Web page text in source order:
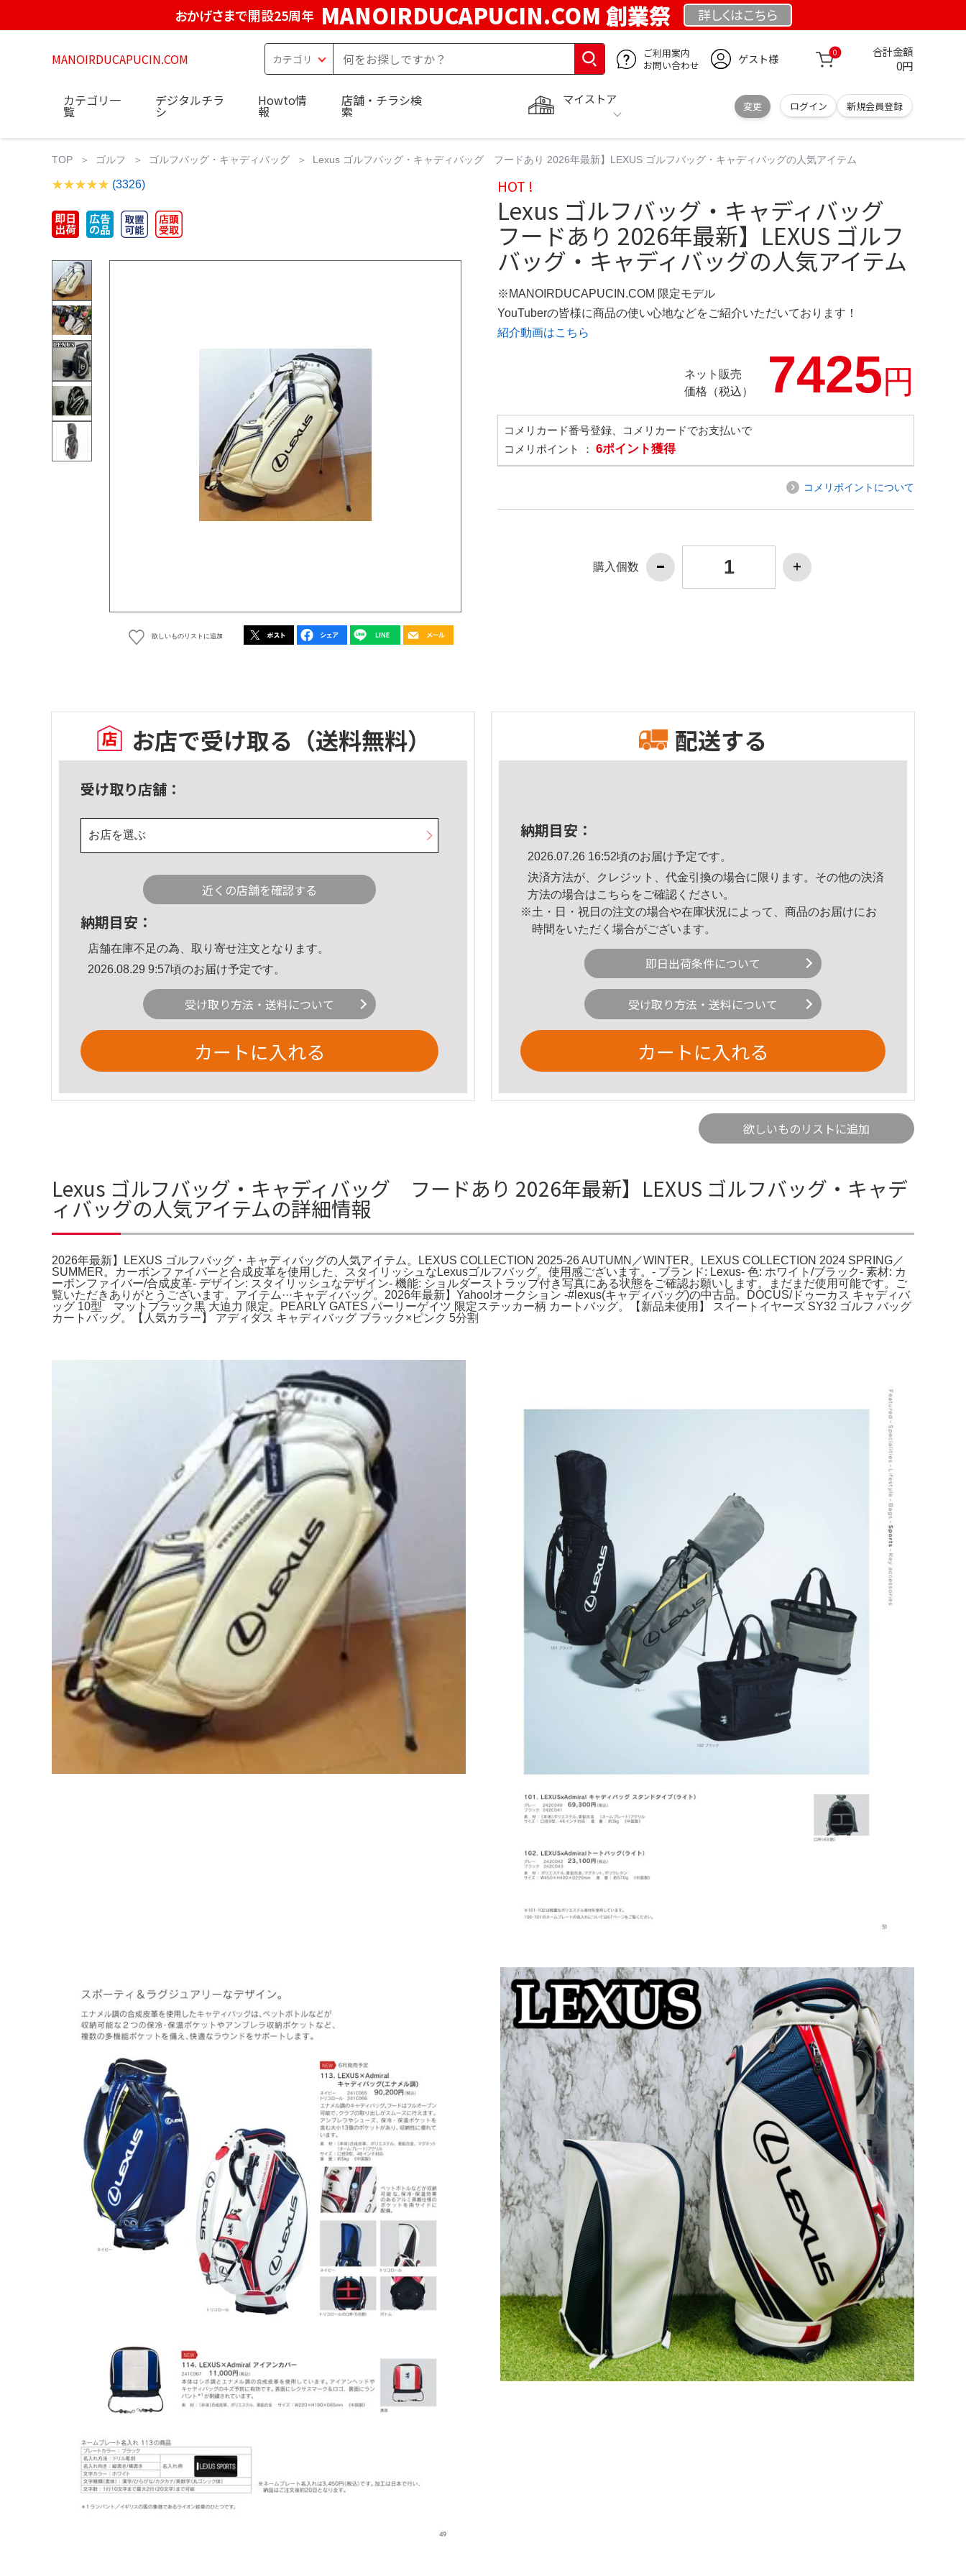
おかげさまで開設25周年 MANOIRDUCAPUCIN.COM 創業祭 詳しくはこちら
MANOIRDUCAPUCIN.COM
ご利用案内
お問い合わせ
ゲスト様 0 合計金額
0円
マイストア
変更 ログイン 新規会員登録
カテゴリ一
覧
デジタルチラ
シ
Howto情
報
店舗・チラシ検
索
TOP ゴルフ ゴルフバッグ・キャディバッグ Lexus ゴルフバッグ・キャディバッグ フードあり 2026年最新】LEXUS ゴルフバッグ・キャディバッグの人気アイテム
(3326)
欲しいものリストに追加
HOT !
Lexus ゴルフバッグ・キャディバッグ
フードあり 2026年最新】LEXUS ゴルフ
バッグ・キャディバッグの人気アイテム
※MANOIRDUCAPUCIN.COM 限定モデル
YouTuberの皆様に商品の使い心地などをご紹介いただいております！
紹介動画はこちら
ネット販売
価格（税込）
7425円
コメリカード番号登録、コメリカードでお支払いで
コメリポイント ： 6ポイント獲得
コメリポイントについて
購入個数
お店で受け取る （送料無料）
受け取り店舗：
お店を選ぶ
近くの店舗を確認する
納期目安：
店舗在庫不足の為、取り寄せ注文となります。
2026.08.29 9:57頃のお届け予定です。
受け取り方法・送料について
カートに入れる
配送する
納期目安：
2026.07.26 16:52頃のお届け予定です。
決済方法が、クレジット、代金引換の場合に限ります。その他の決済
方法の場合はこちら をご確認ください。
※土・日・祝日の注文の場合や在庫状況によって、商品のお届けにお
時間をいただく場合がございます。
即日出荷条件について
受け取り方法・送料について
カートに入れる
欲しいものリストに追加
Lexus ゴルフバッグ・キャディバッグ フードあり 2026年最新】LEXUS ゴルフバッグ・キャデ
ィバッグの人気アイテムの詳細情報
2026年最新】LEXUS ゴルフバッグ・キャディバッグの人気アイテム。LEXUS COLLECTION 2025-26 AUTUMN／WINTER。LEXUS COLLECTION 2024 SPRING／
SUMMER。カーボンファイバーと合成皮革を使用した、スタイリッシュなLexusゴルフバッグ。使用感ございます。- ブランド: Lexus- 色: ホワイト/ブラック- 素材: カ
ーボンファイバー/合成皮革- デザイン: スタイリッシュなデザイン- 機能: ショルダーストラップ付き写真にある状態をご確認お願いします。まだまだ使用可能です。ご
覧いただきありがとうございます。アイテム···キャディバッグ。2026年最新】Yahoo!オークション -#lexus(キャディバッグ)の中古品。DOCUS/ドゥーカス キャディバ
ッグ 10型 マットブラック黒 大迫力 限定。PEARLY GATES パーリーゲイツ 限定ステッカー柄 カートバッグ。【新品未使用】 スイートイヤーズ SY32 ゴルフ バッグ
カートバッグ。【人気カラー】 アディダス キャディバッグ ブラック×ピンク 5分割